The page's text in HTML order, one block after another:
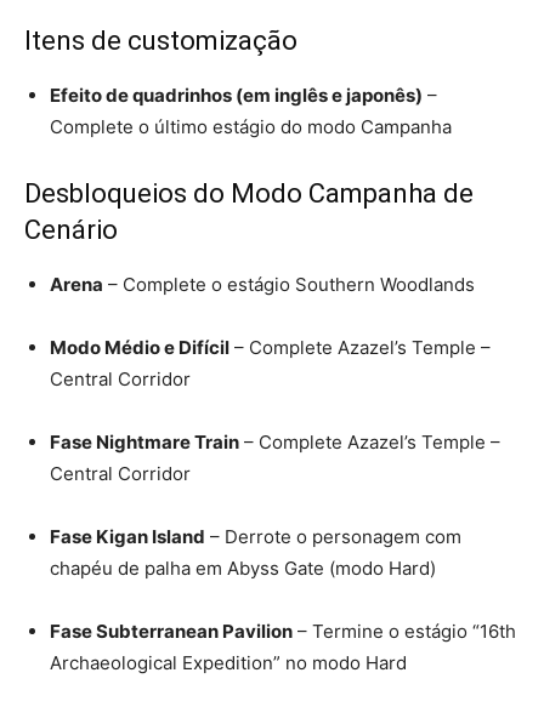
Itens de customização
Efeito de quadrinhos (em inglês e japonês) –
Complete o último estágio do modo Campanha
Desbloqueios do Modo Campanha de
Cenário
Arena – Complete o estágio Southern Woodlands
Modo Médio e Difícil – Complete Azazel’s Temple –
Central Corridor
Fase Nightmare Train – Complete Azazel’s Temple –
Central Corridor
Fase Kigan Island – Derrote o personagem com
chapéu de palha em Abyss Gate (modo Hard)
Fase Subterranean Pavilion – Termine o estágio “16th
Archaeological Expedition” no modo Hard